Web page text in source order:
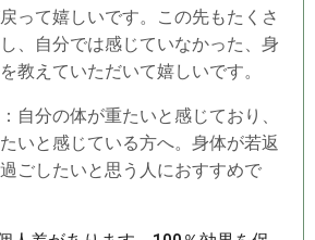
って嬉しいです。この先もたくさ
、自分では感じていなかった、身
教えていただいて嬉しいです。
自分の体が重たいと感じており、
いと感じている方へ。身体が若返
ごしたいと思う人におすすめで